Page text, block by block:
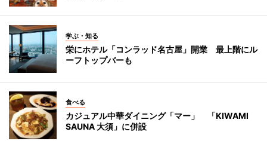
学ぶ・知る
栄にホテル「コンラッド名古屋」開業 最上階にル
ーフトップバーも
食べる
カジュアル中華ダイニング「マー」 「KIWAMI
SAUNA 大須」に併設